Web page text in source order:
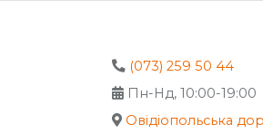
(073) 259 50 44
Пн-Нд, 10:00-19:00
Овідіопольська